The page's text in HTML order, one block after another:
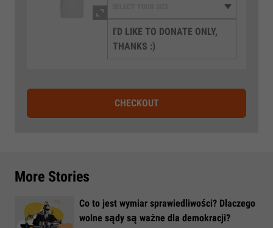
I'D LIKE TO DONATE ONLY,
THANKS :)
CHECKOUT
More Stories
Co to jest wymiar sprawiedliwości? Dlaczego
wolne sądy są ważne dla demokracji?